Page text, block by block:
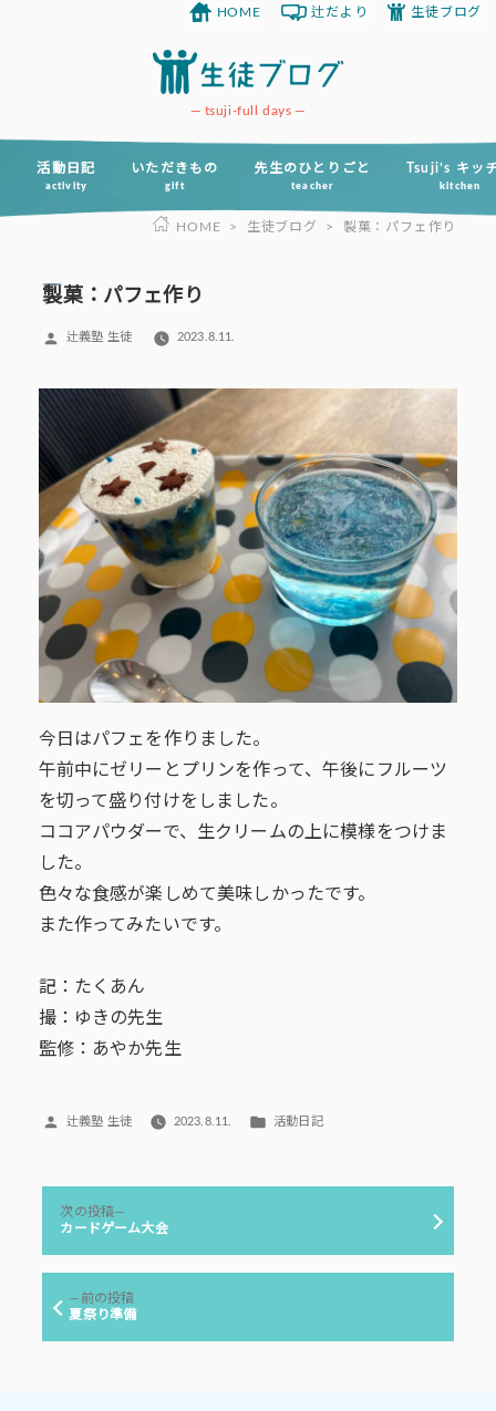
ツ
tsuji-full days
活動日記
activity
いただきもの
gift
先生のひとりごと
teacher
Tsuji’s キッ
kitchen
HOME 辻だより 生徒ブログ
HOME > 生徒ブログ > 製菓：パフェ作り
製菓：パフェ作り
投
辻義塾 生徒 2023.8.11.
今日はパフェを作りました。
午前中にゼリーとプリンを作って、午後にフルーツ
を切って盛り付けをしました。
ココアパウダーで、生クリームの上に模様をつけま
した。
色々な食感が楽しめて美味しかったです。
また作ってみたいです。
記：たくあん
撮：ゆきの先生
監修：あやか先生
投
辻義塾 生徒 2023.8.11.
カ
リ
活動日記
ナ
ー
前の投稿前
の
夏祭り準備
次の投稿
の
カードゲーム大会